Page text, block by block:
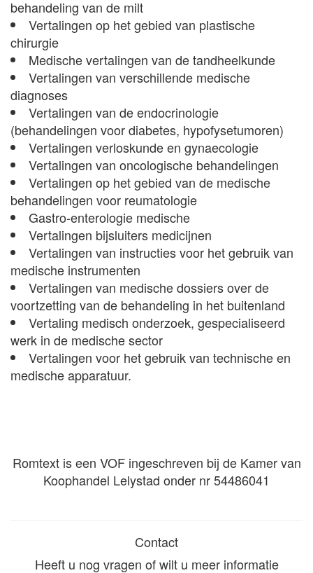
behandeling van de milt
Vertalingen op het gebied van plastische
chirurgie
Medische vertalingen van de tandheelkunde
Vertalingen van verschillende medische
diagnoses
Vertalingen van de endocrinologie
(behandelingen voor diabetes, hypofysetumoren)
Vertalingen verloskunde en gynaecologie
Vertalingen van oncologische behandelingen
Vertalingen op het gebied van de medische
behandelingen voor reumatologie
Gastro-enterologie medische
Vertalingen bijsluiters medicijnen
Vertalingen van instructies voor het gebruik van
medische instrumenten
Vertalingen van medische dossiers over de
voortzetting van de behandeling in het buitenland
Vertaling medisch onderzoek, gespecialiseerd
werk in de medische sector
Vertalingen voor het gebruik van technische en
medische apparatuur.
Romtext is een VOF ingeschreven bij de Kamer van
Koophandel Lelystad onder nr 54486041
Contact
Heeft u nog vragen of wilt u meer informatie